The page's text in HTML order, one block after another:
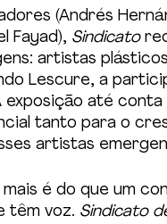
(Andrés
Fayad), Sindicato
artistas
Lescure, a
exposição até
tanto para o
artistas
é do que um
têm voz. Sindicato